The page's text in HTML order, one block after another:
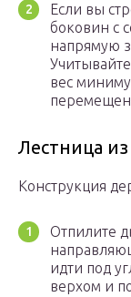
Если вы
боковин с
напрямую
вес
Лестница
Конструкция
Отпилите
идти под
верхом и